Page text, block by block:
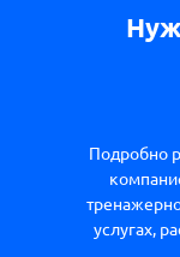
Подробно
услугах,